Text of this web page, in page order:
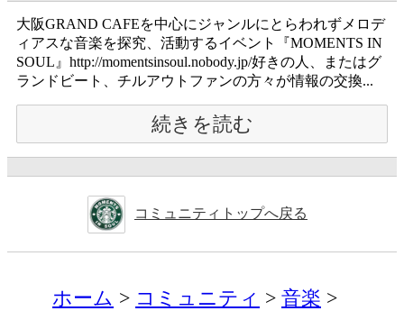
大阪GRAND CAFEを中心にジャンルにとらわれずメロデ
ィアスな音楽を探究、活動するイベント『MOMENTS IN
SOUL』http://momentsinsoul.nobody.jp/好きの人、またはグ
ランドビート、チルアウトファンの方々が情報の交換...
続きを読む
コミュニティトップへ戻る
ホーム コミュニティ
音楽